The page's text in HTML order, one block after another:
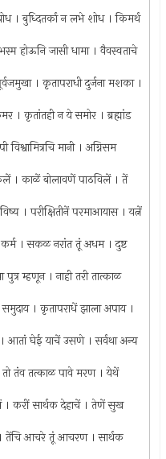
। बुध्दितर्का न लभे शोध । किमर्थ
होऊनि जासी धामा । वैवस्वताचे
। कृतापराधी दुर्जना मशका ।
। कृतांतही न ये समोर । ब्रह्मांड
विश्वामित्रचि मानी । अग्निसम
। काळें बोलावणें पाठविलें । तें
। परीक्षितीनें परमाआयास । यत्नें
। सकळ नरांत तूं अधम । दुष्ट
म्हणून । नाही तरी तात्काळ
। कृतापराधें झाला अपाय ।
आतां घेई याचें उसणे । सर्वथा अन्य
तंव तत्काळ पावे मरण । येथें
। करीं सार्थक देहाचें । तेणें सुख
तेंचि आचरे तूं आचरण । सार्थक